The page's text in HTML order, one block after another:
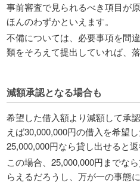
事前審査で見られるべき項目が
ほんのわずかといえます。
不備については、必要事項を間
類をそろえて提出していれば、
減額承認となる場合も
希望した借入額より減額して承
えば30,000,000円の借入を希望
25,000,000円なら貸し出せると
この場合、25,000,000円までな
らえるだろうし、万が一の事態